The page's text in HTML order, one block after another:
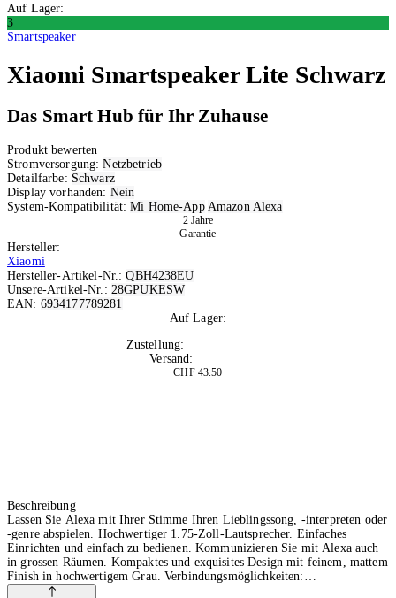
Auf Lager:
3
Smartspeaker
Xiaomi Smartspeaker Lite Schwarz
Das Smart Hub für Ihr Zuhause
Produkt bewerten
Stromversorgung:Netzbetrieb
Detailfarbe: Schwarz
Display vorhanden: Nein
System-Kompatibilität:Mi Home-App Amazon Alexa
2 Jahre
Garantie
Hersteller:
Xiaomi
Hersteller-Artikel-Nr.:QBH4238EU
Unsere-Artikel-Nr.: 28GPUKESW
EAN: 6934177789281
Auf Lager:
Zustellung:
Versand:
CHF 43.50
Beschreibung
Lassen Sie Alexa mit Ihrer Stimme Ihren Lieblingssong, -interpreten oder
-genre abspielen. Hochwertiger 1.75-Zoll-Lautsprecher. Einfaches
Einrichten und einfach zu bedienen. Kommunizieren Sie mit Alexa auch
in grossen Räumen. Kompaktes und exquisites Design mit feinem, mattem
Finish in hochwertigem Grau. Verbindungsmöglichkeiten:
Bluetooth/WLAN (Wi-Fi)